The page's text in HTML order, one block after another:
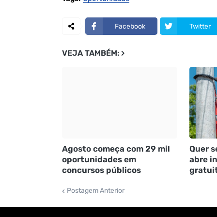
Facebook Twitter
VEJA TAMBÉM:
Agosto começa com 29 mil
oportunidades em
concursos públicos
Quer
abre
Postagem Anterior